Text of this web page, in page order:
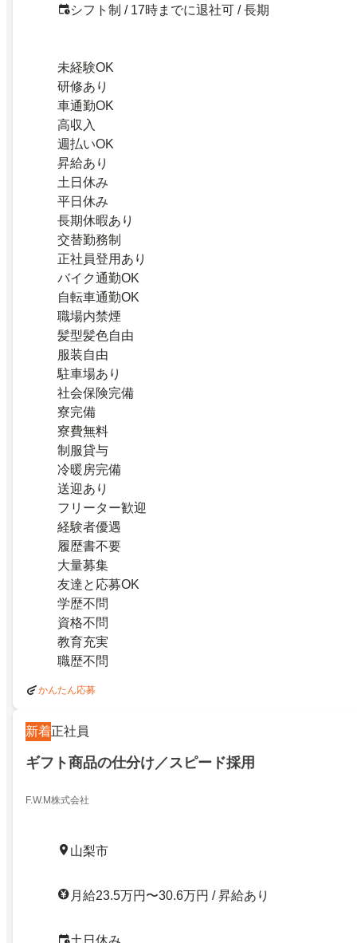
シフト制 / 17時までに退社可 / 長期
未経験OK
研修あり
車通勤OK
高収入
週払いOK
昇給あり
土日休み
平日休み
長期休暇あり
交替勤務制
正社員登用あり
バイク通勤OK
自転車通勤OK
職場内禁煙
髪型髪色自由
服装自由
駐車場あり
社会保険完備
寮完備
寮費無料
制服貸与
冷暖房完備
送迎あり
フリーター歓迎
経験者優遇
履歴書不要
大量募集
友達と応募OK
学歴不問
資格不問
教育充実
職歴不問
かんたん応募
新着正社員
ギフト商品の仕分け／スピード採用
F.W.M株式会社
山梨市
月給23.5万円〜30.6万円 / 昇給あり